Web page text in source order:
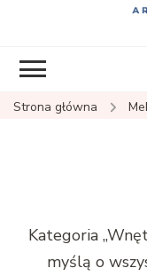
Strona główna
Kategoria
myślą o